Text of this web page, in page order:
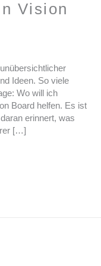
Vision
Ideen. So viele
Wo will ich
Board helfen. Es ist
erinnert, was
[…]